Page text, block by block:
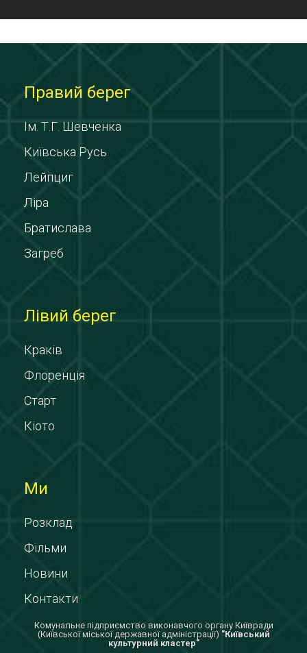
Правий берег
Ім. Т.Г. Шевченка
Київська Русь
Лейпциг
Ліра
Братислава
Загреб
Лівий берег
Краків
Флоренція
Старт
Кіото
Ми
Розклад
Фільми
Новини
Контакти
Комунальне підприємство виконавчого органу Київради
(Київської міської державної адміністрації) "Київський
культурний кластер"